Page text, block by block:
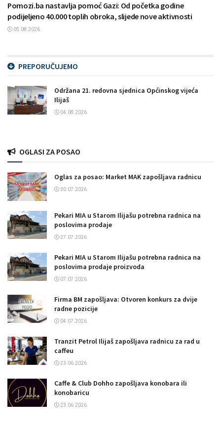
Pomozi.ba nastavlja pomoć Gazi: Od početka godine
podijeljeno 40.000 toplih obroka, slijede nove aktivnosti
05.08.2026.
PREPORUČUJEMO
Održana 21. redovna sjednica Općinskog vijeća
Ilijaš
04.08.2026.
OGLASI ZA POSAO
Oglas za posao: Market MAK zapošljava radnicu
30.07.2026.
Pekari MIA u Starom Ilijašu potrebna radnica na
poslovima prodaje
27.07.2026.
Pekari MIA u Starom Ilijašu potrebna radnica na
poslovima prodaje proizvoda
07.07.2026.
Firma BM zapošljava: Otvoren konkurs za dvije
radne pozicije
04.07.2026.
Tranzit Petrol Ilijaš zapošljava radnicu za rad u
caffeu
23.06.2026.
Caffe & Club Dohho zapošljava konobara ili
konobaricu
23.06.2026.